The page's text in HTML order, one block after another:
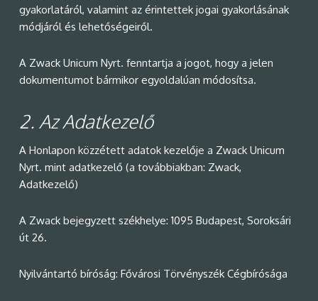
gyakorlatáról, valamint az érintettek jogai gyakorlásának
módjáról és lehetőségeiről.
A Zwack Unicum Nyrt. fenntartja a jogot, hogy a jelen
dokumentumot bármikor egyoldalúan módosítsa.
2. Az Adatkezelő
A Honlapon közzétett adatok kezelője a Zwack Unicum
Nyrt. mint adatkezelő (a továbbiakban: Zwack,
Adatkezelő)
A Zwack bejegyzett székhelye: 1095 Budapest, Soroksári
út 26.
Nyilvántartó bíróság: Fővárosi Törvényszék Cégbírósága